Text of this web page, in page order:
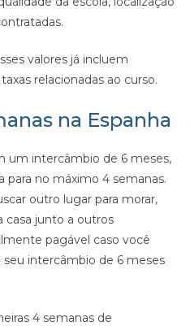
valores já incluem
relacionadas ao curso.
na Espanha
um intercâmbio de 6 meses,
para no máximo 4 semanas.
outro lugar para morar,
junto a outros
pagável caso você
intercâmbio de 6 meses
4 semanas de